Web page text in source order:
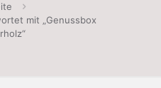
mit „Genussbox